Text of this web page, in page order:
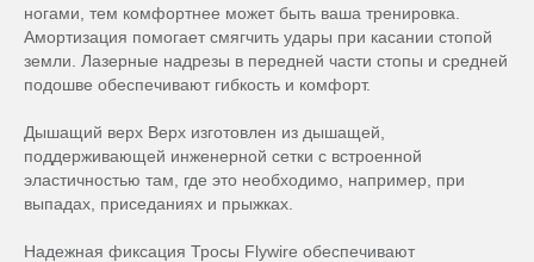
ногами, тем комфортнее может быть ваша тренировка.
Амортизация помогает смягчить удары при касании стопой
земли. Лазерные надрезы в передней части стопы и средней
подошве обеспечивают гибкость и комфорт.
Дышащий верх Верх изготовлен из дышащей,
поддерживающей инженерной сетки с встроенной
эластичностью там, где это необходимо, например, при
выпадах, приседаниях и прыжках.
Надежная фиксация Тросы Flywire обеспечивают